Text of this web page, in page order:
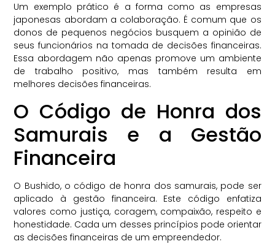
Um exemplo prático é a forma como as empresas
japonesas abordam a colaboração. É comum que os
donos de pequenos negócios busquem a opinião de
seus funcionários na tomada de decisões financeiras.
Essa abordagem não apenas promove um ambiente
de trabalho positivo, mas também resulta em
melhores decisões financeiras.
O Código de Honra dos
Samurais e a Gestão
Financeira
O Bushido, o código de honra dos samurais, pode ser
aplicado à gestão financeira. Este código enfatiza
valores como justiça, coragem, compaixão, respeito e
honestidade. Cada um desses princípios pode orientar
as decisões financeiras de um empreendedor.